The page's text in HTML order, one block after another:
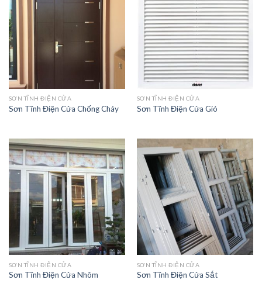
SƠN TĨNH ĐIỆN CỬA
Sơn Tĩnh Điện Cửa Chống Cháy
SƠN TĨNH ĐIỆN CỬA
Sơn Tĩnh Điện Cửa Gió
SƠN TĨNH ĐIỆN CỬA
Sơn Tĩnh Điện Cửa Nhôm
SƠN TĨNH ĐIỆN CỬA
Sơn Tĩnh Điện Cửa Sắt